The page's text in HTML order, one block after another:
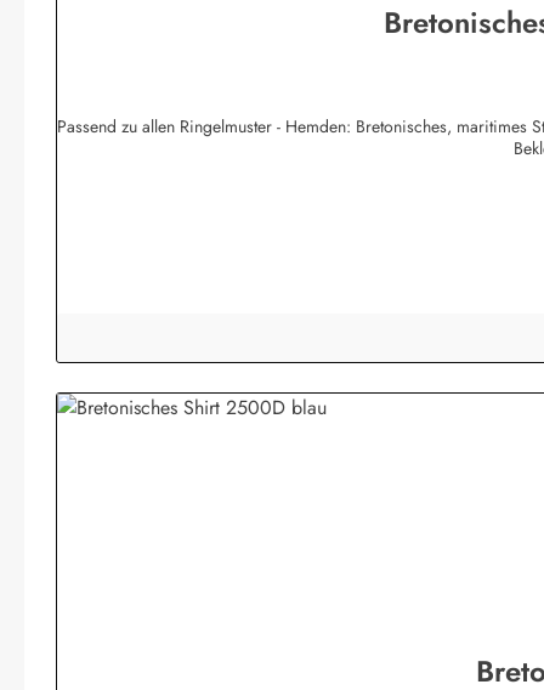
Passend zu allen Ringelmuster - Hemden: Bretonisches,